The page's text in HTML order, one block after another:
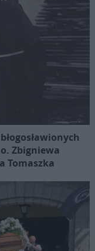
Zbigniewa
Tomaszka